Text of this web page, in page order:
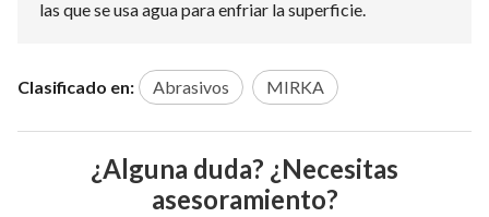
las que se usa agua para enfriar la superficie.
Clasificado en: Abrasivos MIRKA
¿Alguna duda? ¿Necesitas
asesoramiento?